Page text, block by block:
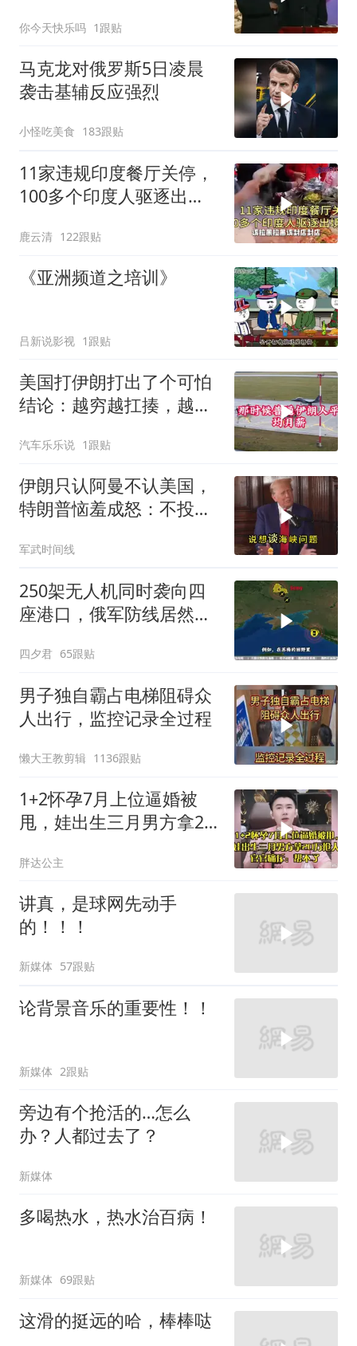
你今天快乐吗 1跟贴
马克龙对俄罗斯5日凌晨
袭击基辅反应强烈
小怪吃美食 183跟贴
11家违规印度餐厅关停，
100多个印度人驱逐出
鹿云清 122跟贴
《亚洲频道之培训》
吕新说影视 1跟贴
美国打伊朗打出了个可怕
结论：越穷越扛揍，越富
汽车乐乐说 1跟贴
伊朗只认阿曼不认美国，
特朗普恼羞成怒：不投降
军武时间线
250架无人机同时袭向四
座港口，俄军防线居然彻
四夕君 65跟贴
男子独自霸占电梯阻碍众
人出行，监控记录全过程
懒大王教剪辑 1136跟贴
1+2怀孕7月上位逼婚被
甩，娃出生三月男方拿20
胖达公主
讲真，是球网先动手
的！！！
新媒体 57跟贴
论背景音乐的重要性！！
新媒体 2跟贴
旁边有个抢活的…怎么
办？人都过去了？
新媒体
多喝热水，热水治百病！
新媒体 69跟贴
这滑的挺远的哈，棒棒哒